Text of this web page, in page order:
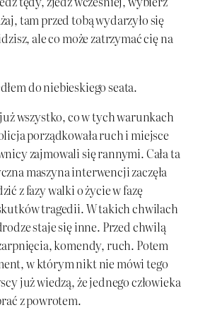
tam przed tobą wydarzyło się
ale co może zatrzymać cię na
do niebieskiego seata.
wszystko, co w tych warunkach
porządkowała ruch i miejsce
zajmowali się rannymi. Cała ta
maszyna interwencji zaczęła
z fazy walki o życie w fazę
tragedii. W takich chwilach
staje się inne. Przed chwilą
komendy, ruch. Potem
w którym nikt nie mówi tego
już wiedzą, że jednego człowieka
z powrotem.